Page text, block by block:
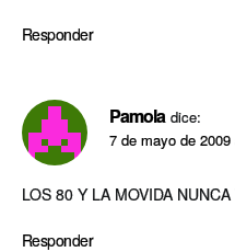
Responder
Pamola dice:
7 de mayo de
LOS 80 Y LA MOVIDA
Responder